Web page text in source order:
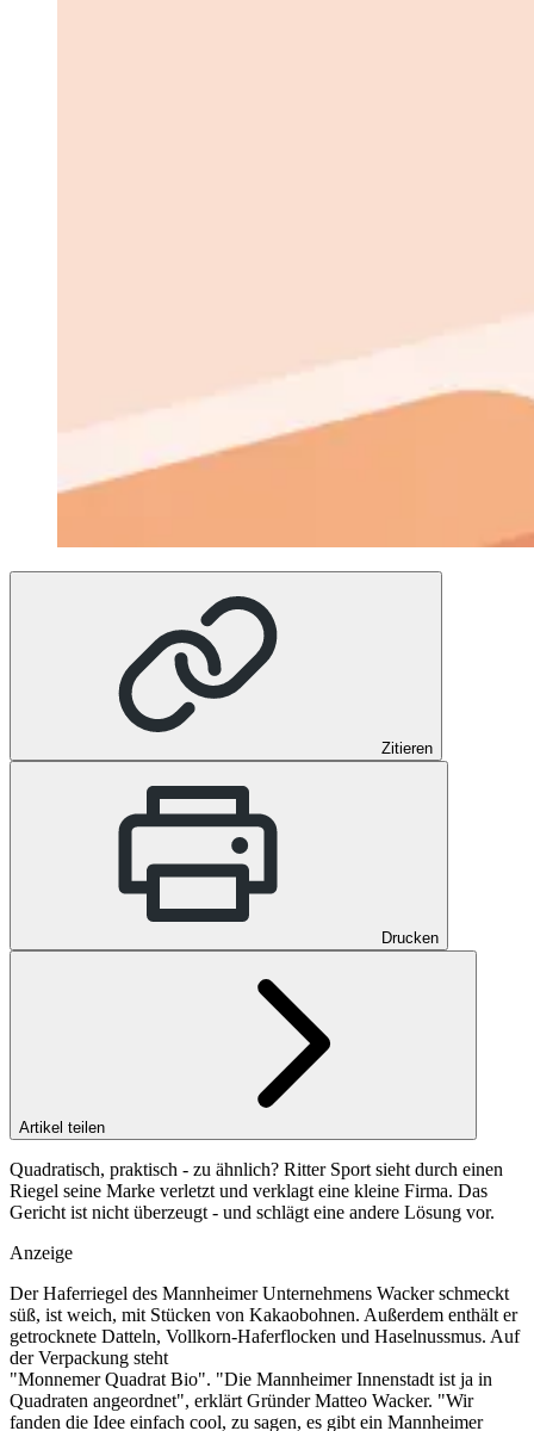
Zitieren
Drucken
Artikel teilen
Quadratisch, praktisch - zu ähnlich? Ritter Sport sieht durch einen
Riegel seine Marke verletzt und verklagt eine kleine Firma. Das
Gericht ist nicht überzeugt - und schlägt eine andere Lösung vor.
Anzeige
Der Haferriegel des Mannheimer Unternehmens Wacker schmeckt
süß, ist weich, mit Stücken von Kakaobohnen. Außerdem enthält er
getrocknete Datteln, Vollkorn-Haferflocken und Haselnussmus. Auf
der Verpackung steht
"Monnemer Quadrat Bio". "Die Mannheimer Innenstadt ist ja in
Quadraten angeordnet", erklärt Gründer Matteo Wacker. "Wir
fanden die Idee einfach cool, zu sagen, es gibt ein Mannheimer